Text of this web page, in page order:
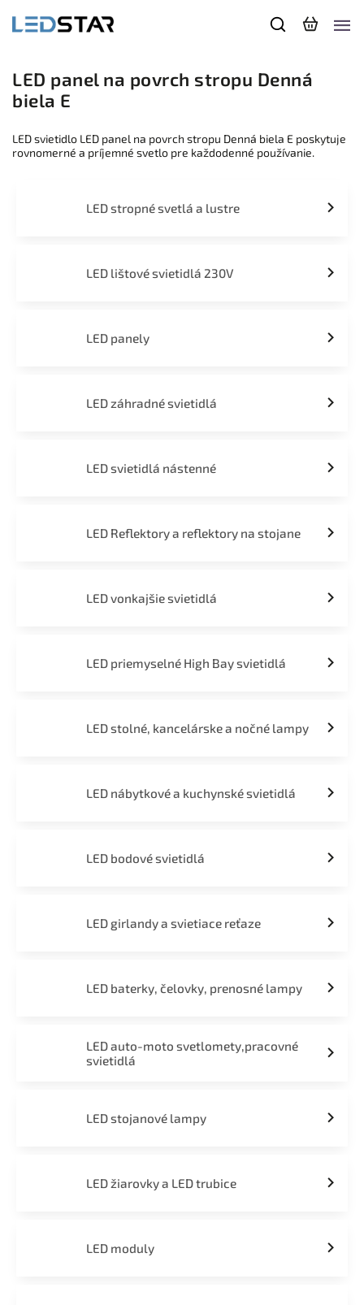
LED panel na povrch stropu Denná
biela E
LED svietidlo LED panel na povrch stropu Denná biela E poskytuje
rovnomerné a príjemné svetlo pre každodenné používanie.
LED stropné svetlá a lustre
LED lištové svietidlá 230V
LED panely
LED záhradné svietidlá
LED svietidlá nástenné
LED Reflektory a reflektory na stojane
LED vonkajšie svietidlá
LED priemyselné High Bay svietidlá
LED stolné, kancelárske a nočné lampy
LED nábytkové a kuchynské svietidlá
LED bodové svietidlá
LED girlandy a svietiace reťaze
LED baterky, čelovky, prenosné lampy
LED auto-moto svetlomety,pracovné
svietidlá
LED stojanové lampy
LED žiarovky a LED trubice
LED moduly